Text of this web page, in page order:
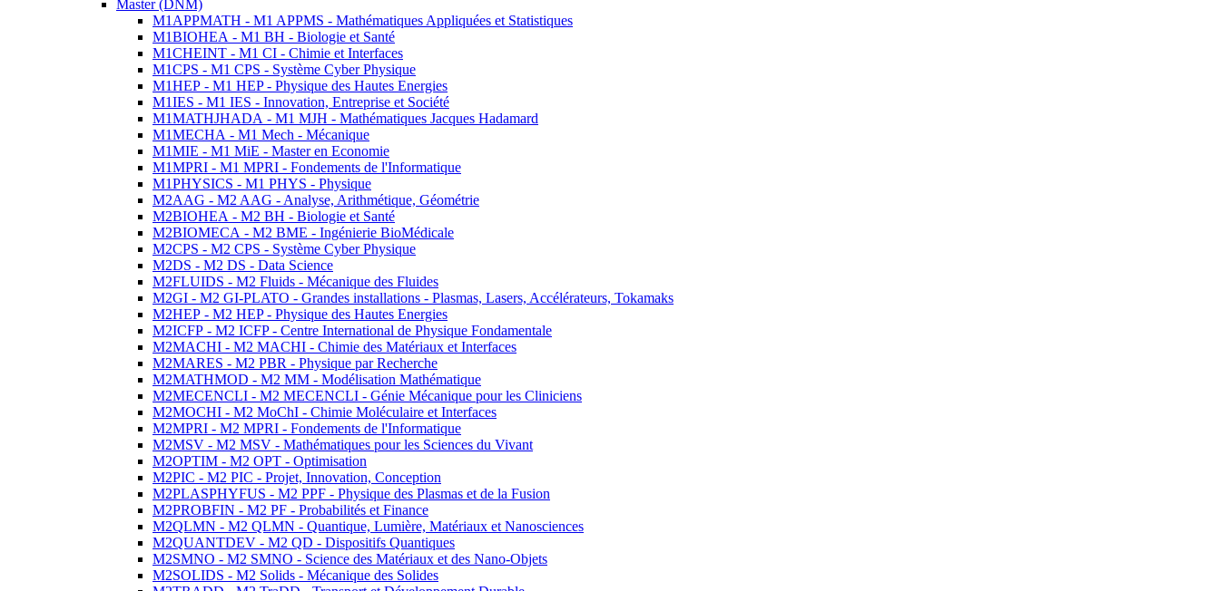
Master (DNM)
M1APPMATH - M1 APPMS - Mathématiques Appliquées et Statistiques
M1BIOHEA - M1 BH - Biologie et Santé
M1CHEINT - M1 CI - Chimie et Interfaces
M1CPS - M1 CPS - Système Cyber Physique
M1HEP - M1 HEP - Physique des Hautes Energies
M1IES - M1 IES - Innovation, Entreprise et Société
M1MATHJHADA - M1 MJH - Mathématiques Jacques Hadamard
M1MECHA - M1 Mech - Mécanique
M1MIE - M1 MiE - Master en Economie
M1MPRI - M1 MPRI - Fondements de l'Informatique
M1PHYSICS - M1 PHYS - Physique
M2AAG - M2 AAG - Analyse, Arithmétique, Géométrie
M2BIOHEA - M2 BH - Biologie et Santé
M2BIOMECA - M2 BME - Ingénierie BioMédicale
M2CPS - M2 CPS - Système Cyber Physique
M2DS - M2 DS - Data Science
M2FLUIDS - M2 Fluids - Mécanique des Fluides
M2GI - M2 GI-PLATO - Grandes installations - Plasmas, Lasers, Accélérateurs, Tokamaks
M2HEP - M2 HEP - Physique des Hautes Energies
M2ICFP - M2 ICFP - Centre International de Physique Fondamentale
M2MACHI - M2 MACHI - Chimie des Matériaux et Interfaces
M2MARES - M2 PBR - Physique par Recherche
M2MATHMOD - M2 MM - Modélisation Mathématique
M2MECENCLI - M2 MECENCLI - Génie Mécanique pour les Cliniciens
M2MOCHI - M2 MoChI - Chimie Moléculaire et Interfaces
M2MPRI - M2 MPRI - Fondements de l'Informatique
M2MSV - M2 MSV - Mathématiques pour les Sciences du Vivant
M2OPTIM - M2 OPT - Optimisation
M2PIC - M2 PIC - Projet, Innovation, Conception
M2PLASPHYFUS - M2 PPF - Physique des Plasmas et de la Fusion
M2PROBFIN - M2 PF - Probabilités et Finance
M2QLMN - M2 QLMN - Quantique, Lumière, Matériaux et Nanosciences
M2QUANTDEV - M2 QD - Dispositifs Quantiques
M2SMNO - M2 SMNO - Science des Matériaux et des Nano-Objets
M2SOLIDS - M2 Solids - Mécanique des Solides